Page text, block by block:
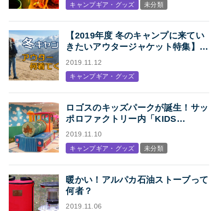
キャンプギア・グッズ 未分類
【2019年度 冬のキャンプに来てい
きたいアウタージャケット特集】キ
ャンプ・アウトドアにオススメの、
人気アウトドアブランド各社のジャ
ケットまとめ【Mens】
2019.11.12
キャンプギア・グッズ
ロゴスのキッズパークが誕生！サッ
ポロファクトリー内「KIDS
STATION produced by LOGOS」
オープン
2019.11.10
キャンプギア・グッズ 未分類
暖かい！アルパカ石油ストーブって
何者？
2019.11.06